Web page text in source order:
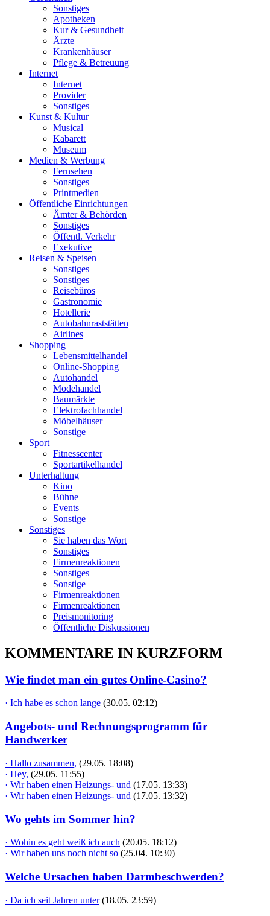
Sonstiges
Apotheken
Kur & Gesundheit
Ärzte
Krankenhäuser
Pflege & Betreuung
Internet
Internet
Provider
Sonstiges
Kunst & Kultur
Musical
Kabarett
Museum
Medien & Werbung
Fernsehen
Sonstiges
Printmedien
Öffentliche Einrichtungen
Ämter & Behörden
Sonstiges
Öffentl. Verkehr
Exekutive
Reisen & Speisen
Sonstiges
Sonstiges
Reisebüros
Gastronomie
Hotellerie
Autobahnraststätten
Airlines
Shopping
Lebensmittelhandel
Online-Shopping
Autohandel
Modehandel
Baumärkte
Elektrofachhandel
Möbelhäuser
Sonstige
Sport
Fitnesscenter
Sportartikelhandel
Unterhaltung
Kino
Bühne
Events
Sonstige
Sonstiges
Sie haben das Wort
Sonstiges
Firmenreaktionen
Sonstiges
Sonstige
Firmenreaktionen
Firmenreaktionen
Preismonitoring
Öffentliche Diskussionen
KOMMENTARE IN KURZFORM
Wie findet man ein gutes Online-Casino?
· Ich habe es schon lange (30.05. 02:12)
Angebots- und Rechnungsprogramm für
Handwerker
· Hallo zusammen, (29.05. 18:08)
· Hey, (29.05. 11:55)
· Wir haben einen Heizungs- und (17.05. 13:33)
· Wir haben einen Heizungs- und (17.05. 13:32)
Wo gehts im Sommer hin?
· Wohin es geht weiß ich auch (20.05. 18:12)
· Wir haben uns noch nicht so (25.04. 10:30)
Welche Ursachen haben Darmbeschwerden?
· Da ich seit Jahren unter (18.05. 23:59)